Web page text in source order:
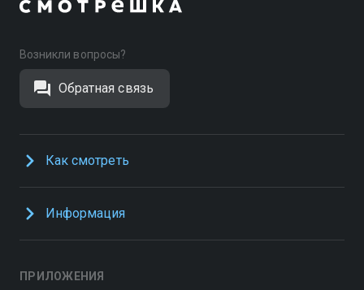
Возникли вопросы?
Обратная связь
Как смотреть
Информация
ПРИЛОЖЕНИЯ